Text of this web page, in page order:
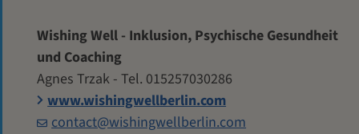
Wishing Well - Inklusion, Psychische Gesundheit
und Coaching
Agnes Trzak - Tel. 015257030286
www.wishingwellberlin.com
contact@wishingwellberlin.com